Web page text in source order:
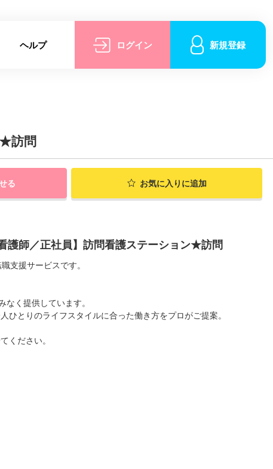
ヘルプ ログイン 新規登録
訪問
る お気に入りに追加
護師／正社員】訪問看護ステーション★訪問
支援サービスです。
く提供しています。
とりのライフスタイルに合った働き方をプロがご提案。
ください。